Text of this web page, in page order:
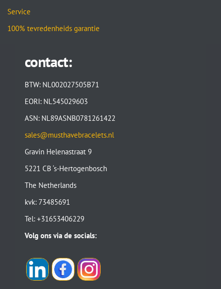
Service
100% tevredenheids garantie
contact:
BTW: NL002027505B71
EORI: NL545029603
ASN: NL89ASNB0781261422
sales@musthavebracelets.nl
Gravin Helenastraat 9
5221 CB ‘s-Hertogenbosch
The Netherlands
kvk: 73485691
Tel: +31653406229
Volg ons via de socials: